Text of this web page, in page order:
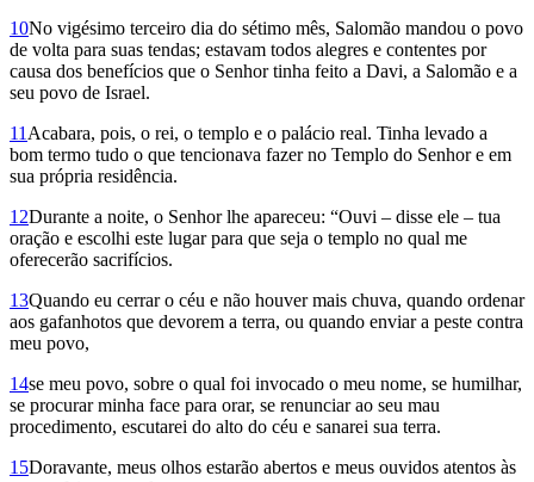
10No vigésimo terceiro dia do sétimo mês, Salomão mandou o povo
de volta para suas tendas; estavam todos alegres e contentes por
causa dos benefícios que o Senhor tinha feito a Davi, a Salomão e a
seu povo de Israel.
11 Acabara, pois, o rei, o templo e o palácio real. Tinha levado a
bom termo tudo o que tencionava fazer no Templo do Senhor e em
sua própria residência.
12Durante a noite, o Senhor lhe apareceu: “Ouvi – disse ele – tua
oração e escolhi este lugar para que seja o templo no qual me
oferecerão sacrifícios.
13Quando eu cerrar o céu e não houver mais chuva, quando ordenar
aos gafanhotos que devorem a terra, ou quando enviar a peste contra
meu povo,
14se meu povo, sobre o qual foi invocado o meu nome, se humilhar,
se procurar minha face para orar, se renunciar ao seu mau
procedimento, escutarei do alto do céu e sanarei sua terra.
15Dora­vante, meus olhos estarão abertos e meus ouvidos atentos às